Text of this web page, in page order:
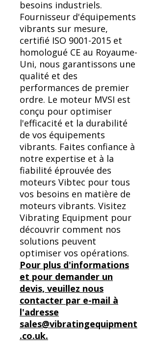
besoins industriels.
Fournisseur d'équipements
vibrants sur mesure,
certifié ISO 9001-2015 et
homologué CE au Royaume-
Uni, nous garantissons une
qualité et des
performances de premier
ordre. Le moteur MVSI est
conçu pour optimiser
l'efficacité et la durabilité
de vos équipements
vibrants. Faites confiance à
notre expertise et à la
fiabilité éprouvée des
moteurs Vibtec pour tous
vos besoins en matière de
moteurs vibrants. Visitez
Vibrating Equipment pour
découvrir comment nos
solutions peuvent
optimiser vos opérations.
Pour plus d'informations
et pour demander un
devis, veuillez nous
contacter par e-mail à
l'adresse
sales@vibratingequipment
.co.uk.